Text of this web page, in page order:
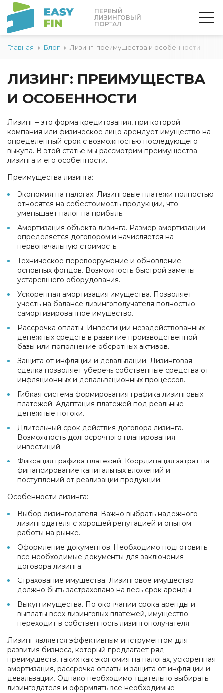
ПЕРВЫЙ
ЛИЗИНГОВЫЙ
ПОРТАЛ
Главная Блог Лизинг: преимущества и особенности
ЛИЗИНГ: ПРЕИМУЩЕСТВА
И ОСОБЕННОСТИ
Лизинг – это форма кредитования, при которой
компания или физическое лицо арендует имущество на
определенный срок с возможностью последующего
выкупа. В этой статье мы рассмотрим преимущества
лизинга и его особенности.
Преимущества лизинга:
Экономия на налогах. Лизинговые платежи полностью
относятся на себестоимость продукции, что
уменьшает налог на прибыль.
Амортизация объекта лизинга. Размер амортизации
определяется договором и начисляется на
первоначальную стоимость.
Техническое перевооружение и обновление
основных фондов. Возможность быстрой замены
устаревшего оборудования.
Ускоренная амортизация имущества. Позволяет
учесть на балансе лизингополучателя полностью
самортизированное имущество.
Рассрочка оплаты. Инвестиции незадействованных
денежных средств в развитие производственной
базы или пополнение оборотных активов.
Защита от инфляции и девальвации. Лизинговая
сделка позволяет уберечь собственные средства от
инфляционных и девальвационных процессов.
Гибкая система формирования графика лизинговых
платежей. Адаптация платежей под реальные
денежные потоки.
Длительный срок действия договора лизинга.
Возможность долгосрочного планирования
инвестиций.
Фиксация графика платежей. Координация затрат на
финансирование капитальных вложений и
поступлений от реализации продукции.
Особенности лизинга:
Выбор лизингодателя. Важно выбрать надёжного
лизингодателя с хорошей репутацией и опытом
работы на рынке.
Оформление документов. Необходимо подготовить
все необходимые документы для заключения
договора лизинга.
Страхование имущества. Лизинговое имущество
должно быть застраховано на весь срок аренды.
Выкуп имущества. По окончании срока аренды и
выплаты всех лизинговых платежей, имущество
переходит в собственность лизингополучателя.
Лизинг является эффективным инструментом для
развития бизнеса, который предлагает ряд
преимуществ, таких как экономия на налогах, ускоренная
амортизация, рассрочка оплаты и защита от инфляции и
девальвации. Однако необходимо тщательно выбирать
лизингодателя и оформлять все необходимые